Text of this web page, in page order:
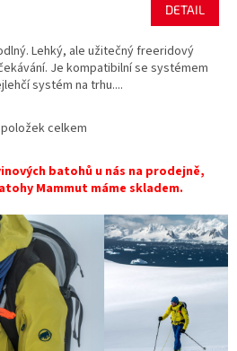
A
DETAIL
Lehký, ale užitečný freeridový
Je kompatibilní se systémem
systém na trhu....
O
l
á
a
c
í
p
y
celkem
batohů u nás na prodejně,
Mammut máme skladem.